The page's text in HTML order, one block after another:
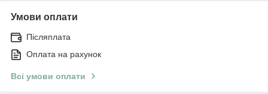
Умови оплати
Післяплата
Оплата на рахунок
Всі умови оплати